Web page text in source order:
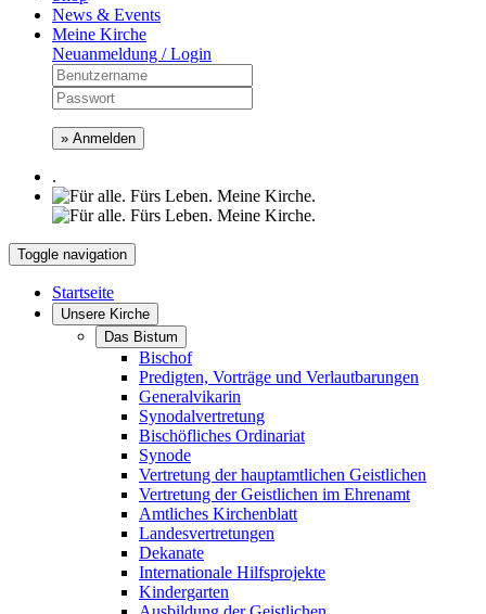
News & Events
Meine Kirche
Neuanmeldung / Login
» Anmelden
.
Toggle navigation
Startseite
Unsere Kirche
Das Bistum
Bischof
Predigten, Vorträge und Verlautbarungen
Generalvikarin
Synodalvertretung
Bischöfliches Ordinariat
Synode
Vertretung der hauptamtlichen Geistlichen
Vertretung der Geistlichen im Ehrenamt
Amtliches Kirchenblatt
Landesvertretungen
Dekanate
Internationale Hilfsprojekte
Kindergarten